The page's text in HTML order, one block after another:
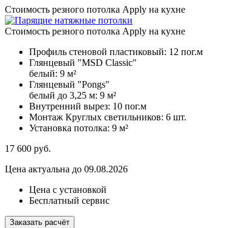
Стоимость резного потолка Apply на кухне
Стоимость резного потолка Apply на кухне
Профиль стеновой пластиковый: 12 пог.м
Глянцевый "MSD Classic"
белый: 9 м²
Глянцевый "Pongs"
белый до 3,25 м: 9 м²
Внутренний вырез: 10 пог.м
Монтаж Круглых светильников: 6 шт.
Установка потолка: 9 м²
17 600 руб.
Цена актуальна до 09.08.2026
Цена с установкой
Бесплатный сервис
Заказать расчёт